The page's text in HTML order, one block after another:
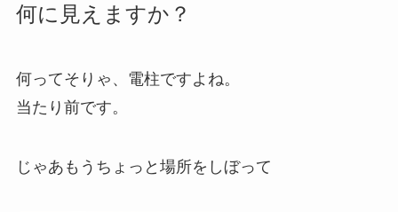
何に見えますか？
何ってそりゃ、電柱ですよね。
当たり前です。
じゃあもうちょっと場所をしぼって